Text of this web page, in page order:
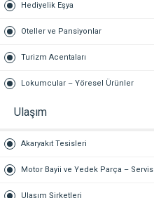
Hediyelik Eşya
Oteller ve Pansiyonlar
Turizm Acentaları
Lokumcular – Yöresel Ürünler
Ulaşım
Akaryakıt Tesisleri
Motor Bayii ve Yedek Parça – Servis
Ulaşım Şirketleri